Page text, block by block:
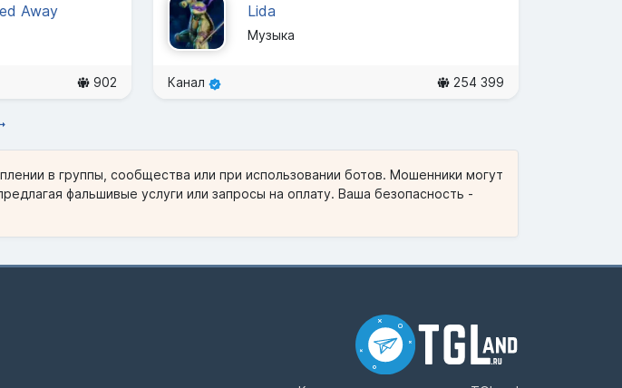
Away
902
Lida
Музыка
Канал 254 399
в группы, сообщества или при использовании ботов. Мошенники могут
фальшивые услуги или запросы на оплату. Ваша безопасность -